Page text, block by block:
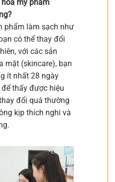
mỹ phẩm
phẩm làm sạch như
có thể thay đổi
với các sản
mặt (skincare), bạn
ít nhất 28 ngày
thấy được hiệu
đổi quá thường
kịp thích nghi và